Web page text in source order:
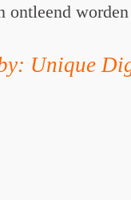
ontleend worden
Unique